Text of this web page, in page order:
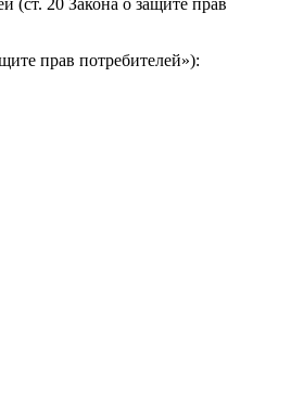
прав потребителей»):